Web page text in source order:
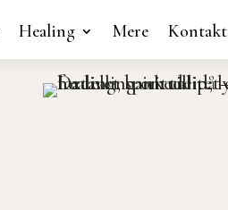
Healing Mere Kontakt